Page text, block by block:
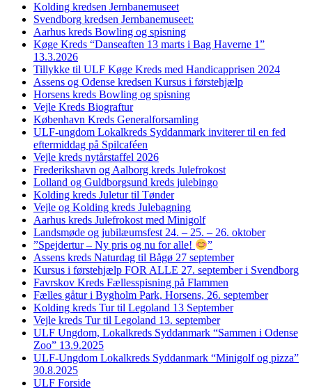
Kolding kredsen Jernbanemuseet
Svendborg kredsen Jernbanemuseet:
Aarhus kreds Bowling og spisning
Køge Kreds “Danseaften 13 marts i Bag Haverne 1”
13.3.2026
Tillykke til ULF Køge Kreds med Handicapprisen 2024
Assens og Odense kredsen Kursus i førstehjælp
Horsens kreds Bowling og spisning
Vejle Kreds Biograftur
København Kreds Generalforsamling
ULF-ungdom Lokalkreds Syddanmark inviterer til en fed
eftermiddag på Spilcaféen
Vejle kreds nytårstaffel 2026
Frederikshavn og Aalborg kreds Julefrokost
Lolland og Guldborgsund kreds julebingo
Kolding kreds Juletur til Tønder
Vejle og Kolding kreds Julebagning
Aarhus kreds Julefrokost med Minigolf
Landsmøde og jubilæumsfest 24. – 25. – 26. oktober
”Spejdertur – Ny pris og nu for alle!
”
Assens kreds Naturdag til Bågø 27 september
Kursus i førstehjælp FOR ALLE 27. september i Svendborg
Favrskov Kreds Fællesspisning på Flammen
Fælles gåtur i Bygholm Park, Horsens, 26. september
Kolding kreds Tur til Legoland 13 September
Vejle kreds Tur til Legoland 13. september
ULF Ungdom, Lokalkreds Syddanmark “Sammen i Odense
Zoo” 13.9.2025
ULF-Ungdom Lokalkreds Syddanmark “Minigolf og pizza”
30.8.2025
ULF Forside